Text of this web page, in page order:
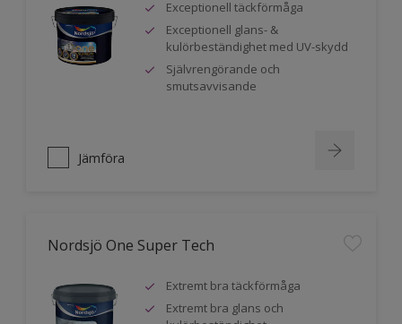
Exceptionell täckförmåga
Exceptionell glans- &
kulörbeständighet med UV-skydd
Självrengörande och
smutsavvisande
Jämföra
Nordsjö One Super Tech
Extremt bra täckförmåga
Extremt bra glans och